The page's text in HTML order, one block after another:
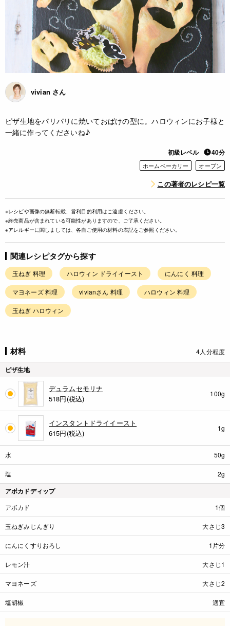
vivian さん
ピザ生地をパリパリに焼いておばけの型に。ハロウィンにお子様と
一緒に作ってくださいね♪
初級レベル 40分
ホームベーカリー オーブン
この著者のレシピ一覧
※レシピや画像の無断転載、営利目的利用はご遠慮ください。
※終売商品が含まれている可能性がありますので、ご了承ください。
※アレルギーに関しましては、各自ご使用の材料の表記をご参照ください。
関連レシピタグから探す
玉ねぎ 料理 ハロウィン ドライイースト にんにく 料理
マヨネーズ 料理 vivianさん 料理 ハロウィン 料理
玉ねぎ ハロウィン
材料 4人分程度
ピザ生地
デュラムセモリナ
518円(税込)
100g
インスタントドライイースト
615円(税込)
1g
水 50g
塩 2g
アボカドディップ
アボカド 1個
玉ねぎみじんぎり 大さじ3
にんにくすりおろし 1片分
レモン汁 大さじ1
マヨネーズ 大さじ2
塩胡椒 適宜